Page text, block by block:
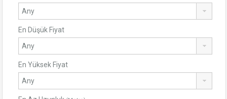
En Düşük Fiyat
En Yüksek Fiyat